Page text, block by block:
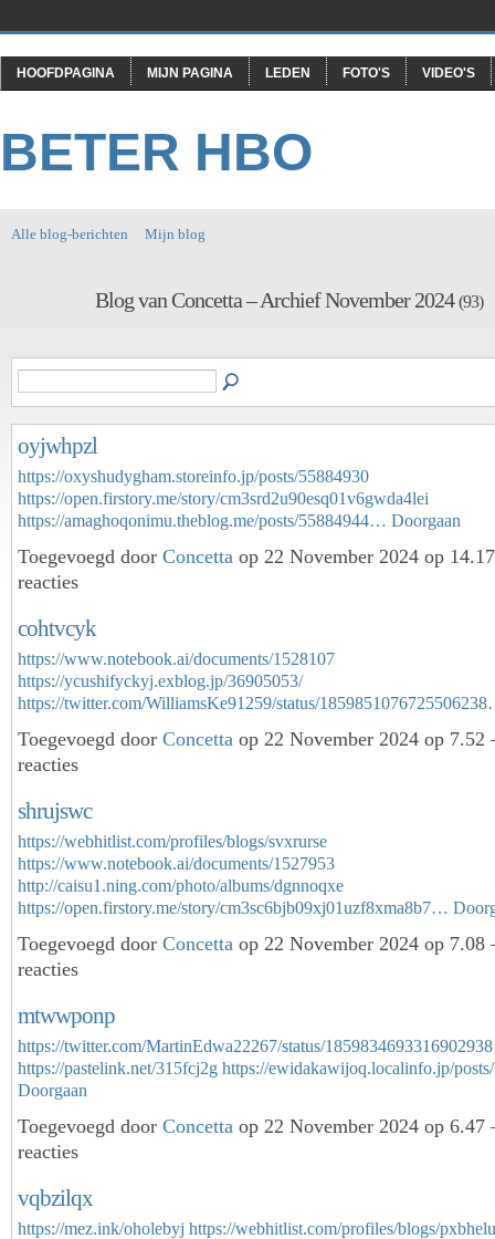
HOOFDPAGINA MIJN PAGINA LEDEN FOTO'S VIDEO'S
BETER HBO
Alle blog-berichten Mijn blog
Blog van Concetta – Archief November 2024(93)
oyjwhpzl
https://oxyshudygham.storeinfo.jp/posts/55884930
https://open.firstory.me/story/cm3srd2u90esq01v6gwda4lei
https://amaghoqonimu.theblog.me/posts/55884944… Doorgaan
Toegevoegd door Concetta op 22 November 2024 op
reacties
cohtvcyk
https://www.notebook.ai/documents/1528107
https://ycushifyckyj.exblog.jp/36905053/
https://twitter.com/WilliamsKe91259/status/
Toegevoegd door Concetta op 22 November 2024 op
reacties
shrujswc
https://webhitlist.com/profiles/blogs/svxrurse
https://www.notebook.ai/documents/1527953
http://caisu1.ning.com/photo/albums/dgnnoqxe
https://open.firstory.me/story/cm3sc6bjb09xj01uzf8xma8b7…
Toegevoegd door Concetta op 22 November 2024 op
reacties
mtwwponp
https://twitter.com/MartinEdwa22267/status/1859834693316902938
https://pastelink.net/315fcj2g https://ewidakawijoq.localinfo.jp/
Doorgaan
Toegevoegd door Concetta op 22 November 2024 op
reacties
vqbzilqx
https://mez.ink/oholebyj https://webhitlist.com/profiles/blogs/